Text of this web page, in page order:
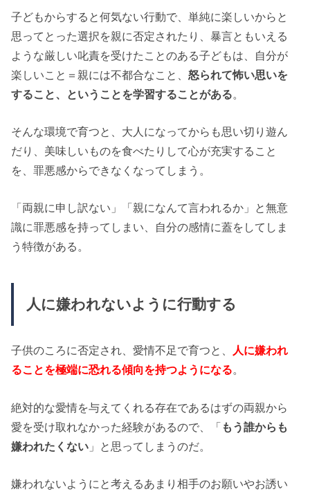
子どもからすると何気ない行動で、単純に楽しいからと
思ってとった選択を親に否定されたり、暴言ともいえる
ような厳しい叱責を受けたことのある子どもは、自分が
楽しいこと＝親には不都合なこと、怒られて怖い思いを
すること、ということを学習することがある。
そんな環境で育つと、大人になってからも思い切り遊ん
だり、美味しいものを食べたりして心が充実すること
を、罪悪感からできなくなってしまう。
「両親に申し訳ない」「親になんて言われるか」と無意
識に罪悪感を持ってしまい、自分の感情に蓋をしてしま
う特徴がある。
人に嫌われないように行動する
子供のころに否定され、愛情不足で育つと、
人に嫌われ
ることを極端に恐れる傾向を持つようになる。
絶対的な愛情を与えてくれる存在であるはずの両親から
愛を受け取れなかった経験があるので、「 もう誰からも
嫌われたくない 」と思ってしまうのだ。
嫌われないようにと考えるあまり相手のお願いやお誘い